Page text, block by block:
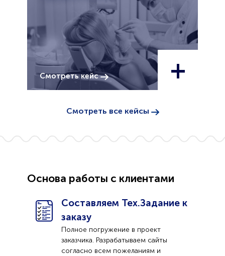
Смотреть кейс +
Смотреть все кейсы
Основа работы с клиентами
Составляем Тех.Задание к
заказу
Полное погружение в проект
заказчика. Разрабатываем сайты
согласно всем пожеланиям и